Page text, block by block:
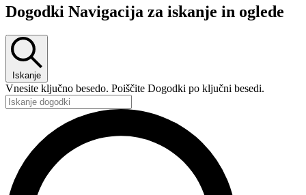
Dogodki Navigacija za iskanje in oglede
Iskanje
Vnesite ključno besedo. Poiščite Dogodki po ključni besedi.